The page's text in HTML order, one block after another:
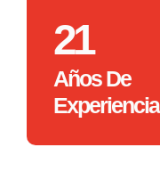
21
Años De
Experiencia